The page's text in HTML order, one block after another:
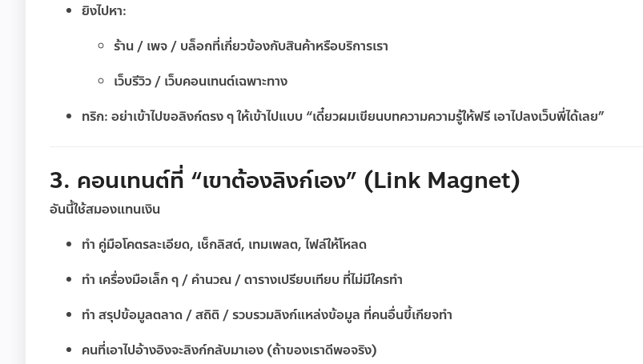
ยิงไปหา:
ร้าน / เพจ / บล็อกที่เกี่ยวข้องกับสินค้าหรือบริการเรา
เว็บรีวิว / เว็บคอนเทนต์เฉพาะทาง
ทริก: อย่าเข้าไปขอลิงก์ตรง ๆ ให้เข้าไปแบบ “เดี๋ยวผมเขียนบทความความรู้ให้ฟรี เอาไปลงเว็บพี่ได้เลย”
3. คอนเทนต์ที่ “เขาต้องลิงก์เอง” (Link Magnet)
อันนี้ใช้สมองแทนเงิน
ทำ คู่มือโคตรละเอียด, เช็กลิสต์, เทมเพลต, ไฟล์ให้โหลด
ทำ เครื่องมือเล็ก ๆ / คำนวณ / ตารางเปรียบเทียบ ที่ไม่มีใครทำ
ทำ สรุปข้อมูลตลาด / สถิติ / รวบรวมลิงก์แหล่งข้อมูล ที่คนอื่นขี้เกียจทำ
คนที่เอาไปอ้างอิงจะลิงก์กลับมาเอง (ถ้าของเราดีพอจริง)